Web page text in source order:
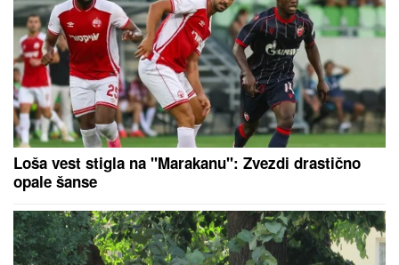
DOK JE TRAMP IGRAO GOLF, DVA
AVIONA ULETELA UZABRANjENI
VAZDUŠNI PROSTOR: Lovci F-16
odmah reagovali, u toku je istraga